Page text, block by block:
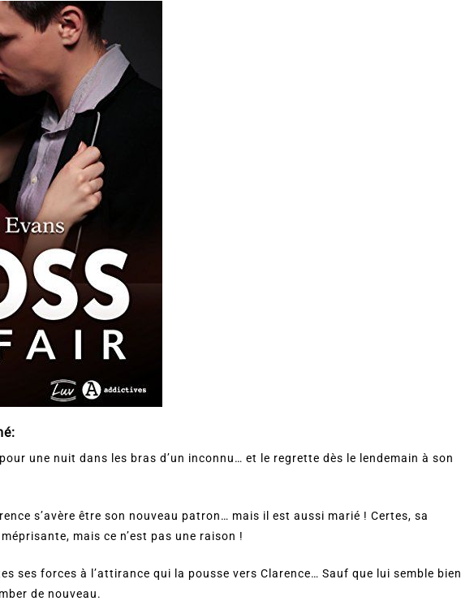
une nuit dans les bras d’un inconnu… et le regrette dès le lendemain à son
s’avère être son nouveau patron… mais il est aussi marié ! Certes, sa
mais ce n’est pas une raison !
ses forces à l’attirance qui la pousse vers Clarence… Sauf que lui semble bien
de nouveau.